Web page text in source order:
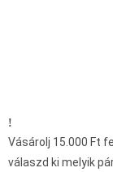
Vásárolj 15.000 Ft
válaszd ki melyik